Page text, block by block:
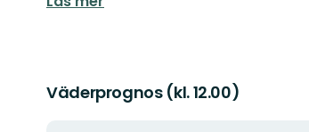
Väderprognos (kl. 12.00)